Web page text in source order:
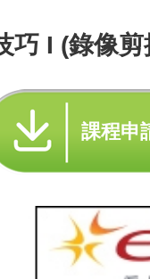
巧 I (錄像
課程申